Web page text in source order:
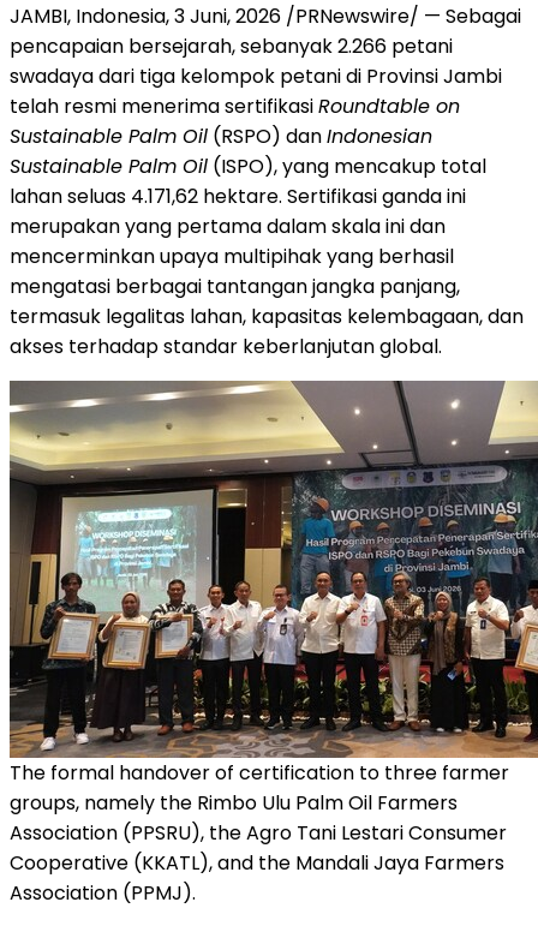
JAMBI, Indonesia,3 Juni, 2026 /PRNewswire/ — Sebagai
pencapaian bersejarah, sebanyak 2.266 petani
swadaya dari tiga kelompok petani di Provinsi Jambi
telah resmi menerima sertifikasiRoundtable on
Sustainable Palm Oil (RSPO) danIndonesian
Sustainable Palm Oil (ISPO), yang mencakup total
lahan seluas 4.171,62 hektare. Sertifikasi ganda ini
merupakan yang pertama dalam skala ini dan
mencerminkan upaya multipihak yang berhasil
mengatasi berbagai tantangan jangka panjang,
termasuk legalitas lahan, kapasitas kelembagaan, dan
akses terhadap standar keberlanjutan global.
The formal handover of certification to three farmer
groups, namely the Rimbo Ulu Palm Oil Farmers
Association (PPSRU), the Agro Tani Lestari Consumer
Cooperative (KKATL), and the Mandali Jaya Farmers
Association (PPMJ).